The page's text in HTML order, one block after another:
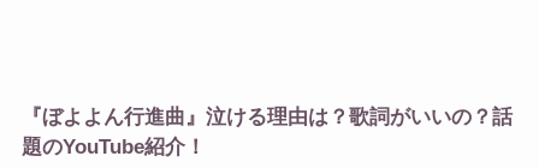
『ぼよよん行進曲』泣ける理由は？歌詞がいいの？話
題のYouTube紹介！